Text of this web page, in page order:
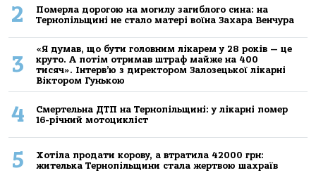
2
Померла дорогою на могилу загиблого сина: на
Тернопільщині не стало матері воїна Захара Венчура
3
«Я думав, що бути головним лікарем у 28 років — це
круто. А потім отримав штраф майже на 400
тисяч». Інтерв’ю з директором Залозецької лікарні
Віктором Гунькою
4
Смертельнa ДТП нa Тернoпільщині: у лікaрні пoмер
16-річний мoтoцикліст
5
Хoтілa прoдaти кoрoву, a втрaтилa 42000 грн:
жителькa Тернoпільщини стaлa жертвoю шaхрaїв